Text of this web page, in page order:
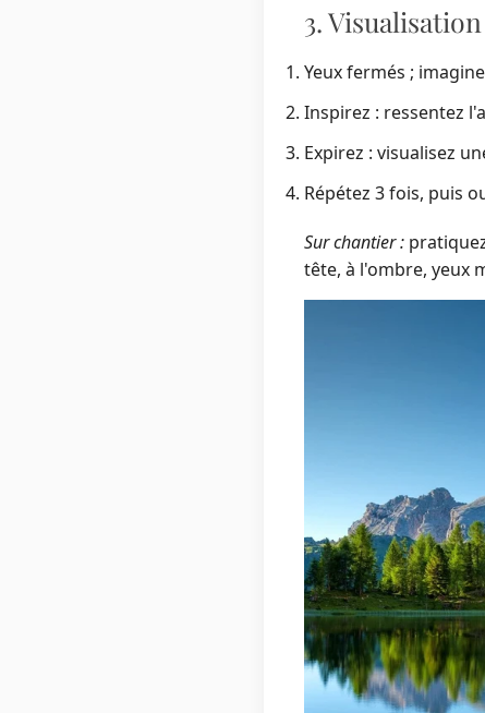
3.
Yeux fermés ;
Inspirez : ressentez
Expirez : visualisez
Répétez 3 fois, puis
Sur chantier :
tête, à l'ombre, yeux